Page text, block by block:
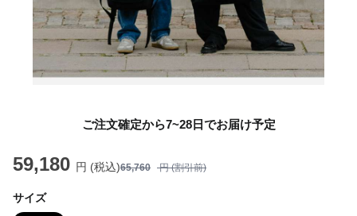
ご注文確定から7~28日でお届け予定
59,180 円 (税込)65,760 円 (割引前)
サイズ